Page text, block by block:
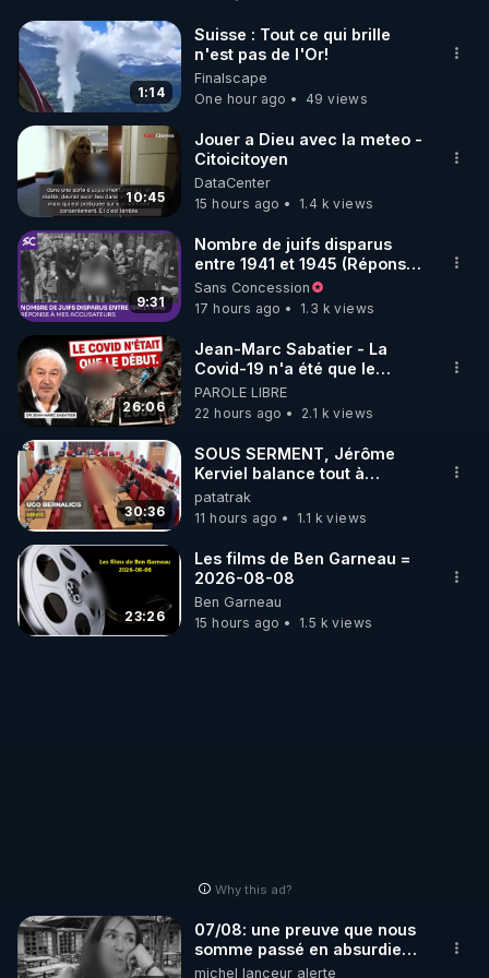
Rendez-vous sur : http://rgnr.li/vidya avec le code :
REGENERE10
▶ 10 % de réduction sur les extracteurs de la
marque SANA :
Rendez vous sur
http://rgnr.li/lechoubrave
code : REGENERE10
________________
▶ Facebook RGNR : http://rgnr.li/facebook
▶ Instagram RGNR : http://rgnr.li/instagram
▶ Site RGNR : http://rgnr.li/site
________________
▶ Rendez vous samedi 13 Février à 20h pour le
départ de cette fête exceptionnelle !
1:14
Suisse : Tout ce qui brille
n'est pas de l'Or!
Finalscape
One hour ago
49 views
10:45
Jouer a Dieu avec la meteo -
Citoicitoyen
DataCenter
15 hours ago
1.4 k views
9:31
Nombre de juifs disparus
entre 1941 et 1945 (Réponse
à mes accusateurs)
Sans Concession
17 hours ago
1.3 k views
26:06
Jean-Marc Sabatier - La
Covid-19 n'a été que le
début - L'ARNm & l'ARNm-aa
jusqu où auront-t-il ?
PAROLE LIBRE
22 hours ago
2.1 k views
30:36
SOUS SERMENT, Jérôme
Kerviel balance tout à
l'Assemblée !
patatrak
11 hours ago
1.1 k views
23:26
Les films de Ben Garneau =
2026-08-08
Ben Garneau
15 hours ago
1.5 k views
Why this ad?
07/08: une preuve que nous
somme passé en absurdie
une dictature qui veut faire
michel lanceur alerte